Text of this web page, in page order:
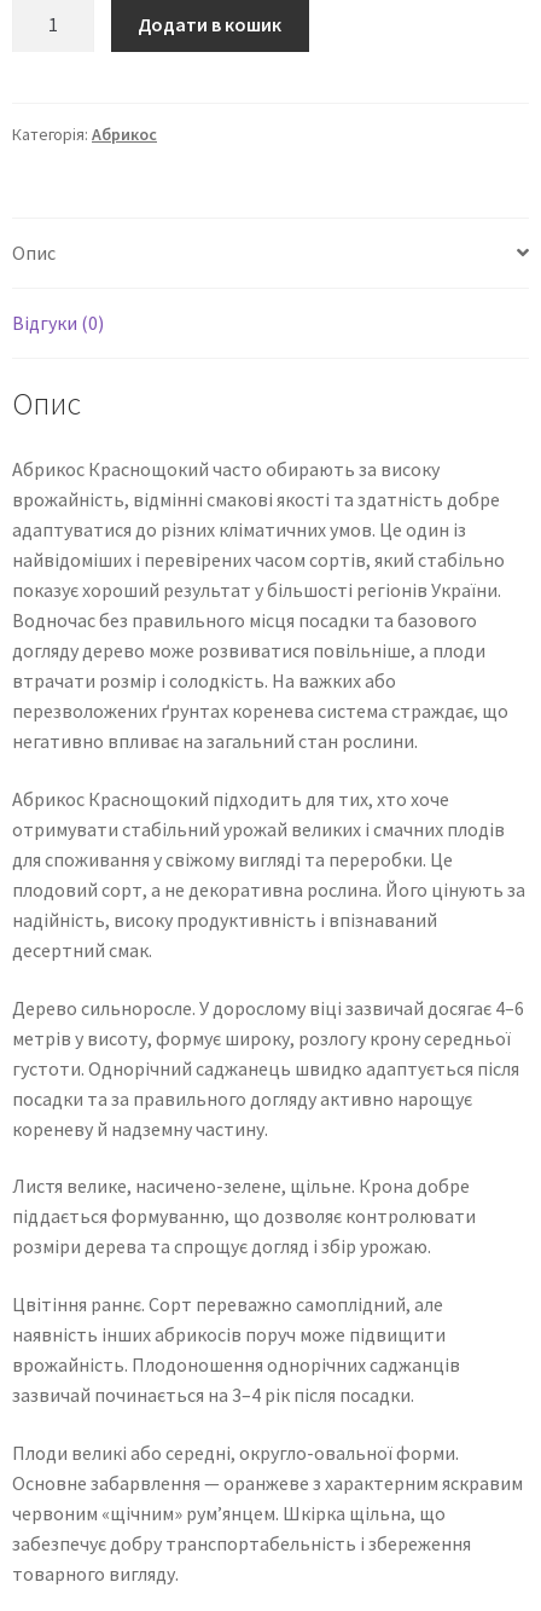
Додати в кошик
Категорія: Абрикос
Опис
Відгуки (0)
Опис
Абрикос Краснощокий часто обирають за високу
врожайність, відмінні смакові якості та здатність добре
адаптуватися до різних кліматичних умов. Це один із
найвідоміших і перевірених часом сортів, який стабільно
показує хороший результат у більшості регіонів України.
Водночас без правильного місця посадки та базового
догляду дерево може розвиватися повільніше, а плоди
втрачати розмір і солодкість. На важких або
перезволожених ґрунтах коренева система страждає, що
негативно впливає на загальний стан рослини.
Абрикос Краснощокий підходить для тих, хто хоче
отримувати стабільний урожай великих і смачних плодів
для споживання у свіжому вигляді та переробки. Це
плодовий сорт, а не декоративна рослина. Його цінують за
надійність, високу продуктивність і впізнаваний
десертний смак.
Дерево сильноросле. У дорослому віці зазвичай досягає 4–6
метрів у висоту, формує широку, розлогу крону середньої
густоти. Однорічний саджанець швидко адаптується після
посадки та за правильного догляду активно нарощує
кореневу й надземну частину.
Листя велике, насичено-зелене, щільне. Крона добре
піддається формуванню, що дозволяє контролювати
розміри дерева та спрощує догляд і збір урожаю.
Цвітіння раннє. Сорт переважно самоплідний, але
наявність інших абрикосів поруч може підвищити
врожайність. Плодоношення однорічних саджанців
зазвичай починається на 3–4 рік після посадки.
Плоди великі або середні, округло-овальної форми.
Основне забарвлення — оранжеве з характерним яскравим
червоним «щічним» рум’янцем. Шкірка щільна, що
забезпечує добру транспортабельність і збереження
товарного вигляду.